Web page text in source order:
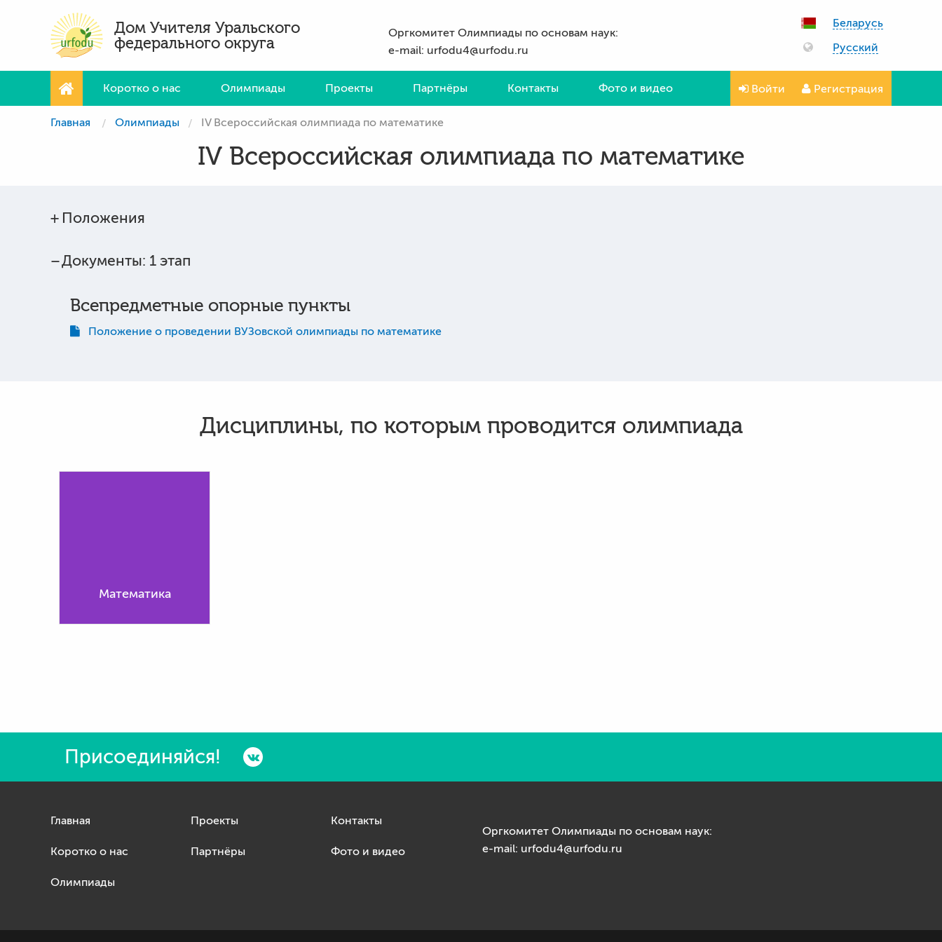
Дом Учителя Уральского
федерального округа
Оргкомитет Олимпиады по основам наук:
e-mail: urfodu4@urfodu.ru
Беларусь
Русский
Коротко о нас Олимпиады Проекты Партнёры Контакты Фото и видео Войти Регистрация
Главная Олимпиады IV Всероссийская олимпиада по математике
IV Всероссийская олимпиада по математике
Положения
Документы: 1 этап
Всепредметные опорные пункты
Положение о проведении ВУЗовской олимпиады по математике
Дисциплины, по которым проводится олимпиада
Математика
Присоединяйся!
Главная
Коротко о нас
Олимпиады
Проекты
Партнёры
Контакты
Фото и видео
Оргкомитет Олимпиады по основам наук:
e-mail: urfodu4@urfodu.ru